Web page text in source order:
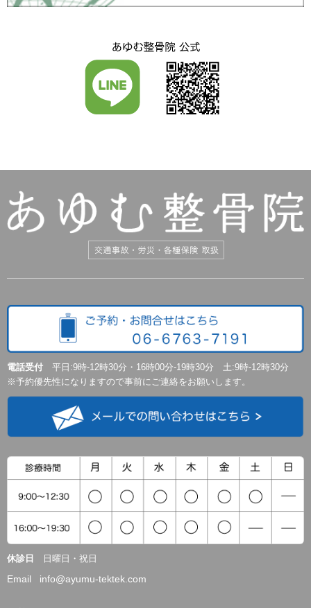
電話受付 平日:9時-12時30分・16時00分-19時30分 土:9時-12時30分
※予約優先性になりますので事前にご連絡をお願いします。
休診日 日曜日・祝日
Email info@ayumu-tektek.com